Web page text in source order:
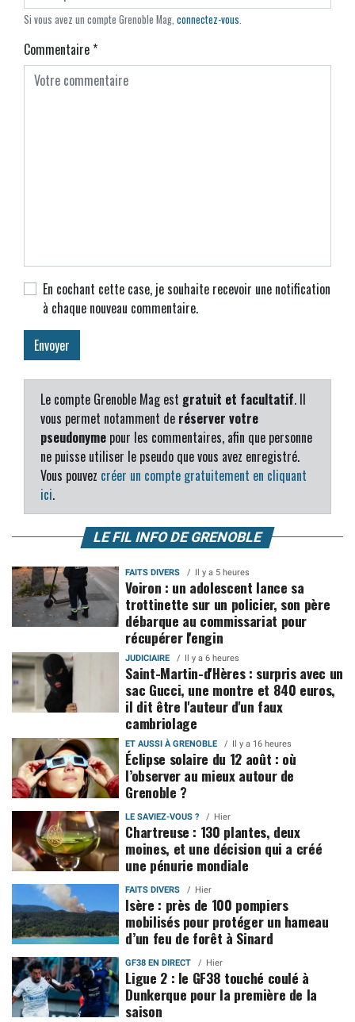
Si vous avez un compte Grenoble Mag, connectez-vous
Commentaire*
En cochant cette case, je souhaite recevoir une notification
à chaque nouveau commentaire.
Le compte Grenoble Mag est gratuit et facultatif. Il
vous permet notamment de réserver votre
pseudonyme pour les commentaires, afin que personne
ne puisse utiliser le pseudo que vous avez enregistré.
Vous pouvez créer un compte gratuitement en cliquant
ici.
LE FIL INFO DE GRENOBLE
FAITS DIVERS Il y a 5 heures
Voiron : un adolescent lance sa
trottinette sur un policier, son père
débarque au commissariat pour
récupérer l'engin
JUDICIAIRE Il y a 6 heures
Saint-Martin-d'Hères : surpris avec un
sac Gucci, une montre et 840 euros,
il dit être l'auteur d'un faux
cambriolage
ET AUSSI À GRENOBLE Il y a 16 heures
Éclipse solaire du 12 août : où
l’observer au mieux autour de
Grenoble ?
LE SAVIEZ-VOUS ? Hier
Chartreuse : 130 plantes, deux
moines, et une décision qui a créé
une pénurie mondiale
FAITS DIVERS Hier
Isère : près de 100 pompiers
mobilisés pour protéger un hameau
d’un feu de forêt à Sinard
GF38 EN DIRECT Hier
Ligue 2 : le GF38 touché coulé à
Dunkerque pour la première de la
saison